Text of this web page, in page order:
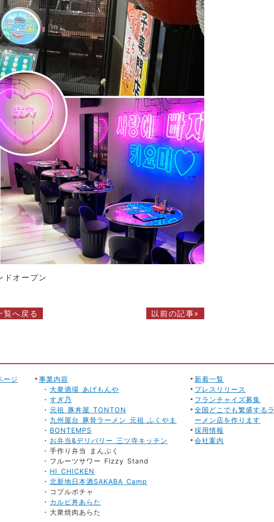
オープン
覧へ戻る 以前の記事»
ージ
事業内容
大衆酒場 あげもんや
すぎ乃
元祖 豚丼屋 TONTON
九州屋台 豚骨ラーメン 元祖 ふくやま
BONTEMPS
お弁当&デリバリー 三ツ寺キッチン
手作り弁当 まんぷく
フルーツサワー Fizzy Stand
HI CHICKEN
北新地日本酒SAKABA Camp
コプルポチャ
カルビ丼あらた
大衆焼肉あらた
新着一覧
プレスリリース
フランチャイズ募集
全国どこでも繁盛するラ
ーメン店を作ります
採用情報
会社案内